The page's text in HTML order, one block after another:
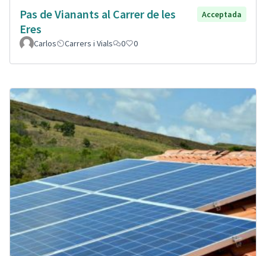
Pas de Vianants al Carrer de les
Eres
Acceptada
Carlos Carrers i Vials 0 0